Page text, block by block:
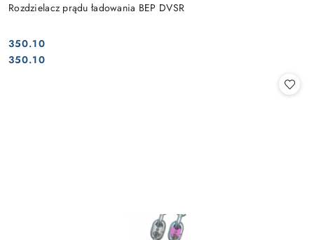
Rozdzielacz prądu ładowania BEP DVSR
Cena:
350.10
Cena:
350.10